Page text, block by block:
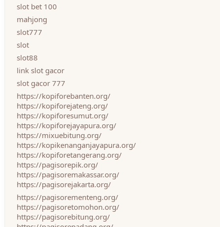
slot bet 100
mahjong
slot777
slot
slot88
link slot gacor
slot gacor 777
https://kopiforebanten.org/
https://kopiforejateng.org/
https://kopiforesumut.org/
https://kopiforejayapura.org/
https://mixuebitung.org/
https://kopikenanganjayapura.org/
https://kopiforetangerang.org/
https://pagisorepik.org/
https://pagisoremakassar.org/
https://pagisorejakarta.org/
https://pagisorementeng.org/
https://pagisoretomohon.org/
https://pagisorebitung.org/